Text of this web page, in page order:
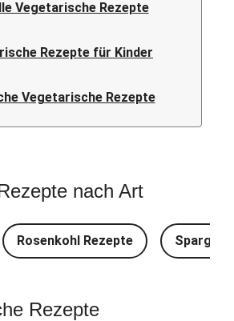
Vegetarische Rezepte
Rezepte für Kinder
Vegetarische Rezepte
nach Art
Rosenkohl Rezepte Spargel
Rezepte